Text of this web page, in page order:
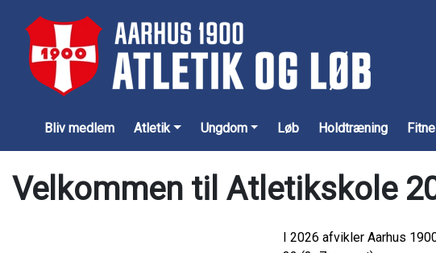
Bliv medlem Atletik Ungdom Løb Holdtræning
Velkommen til Atletikskole
I 2026 afvikler Aarhus